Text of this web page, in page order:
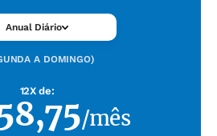
Anual Diário
A DOMINGO)
12X de:
/mês